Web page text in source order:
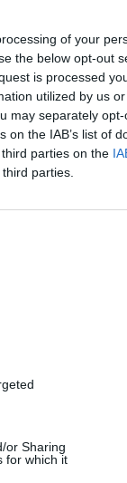
of your
the below opt-out
is processed
utilized by us
may separately
the IAB’s list of
parties on the
parties.
or Sharing
for which it
και για αυτό
οι γνώσεις
περισσότερο
και μεγάλα,